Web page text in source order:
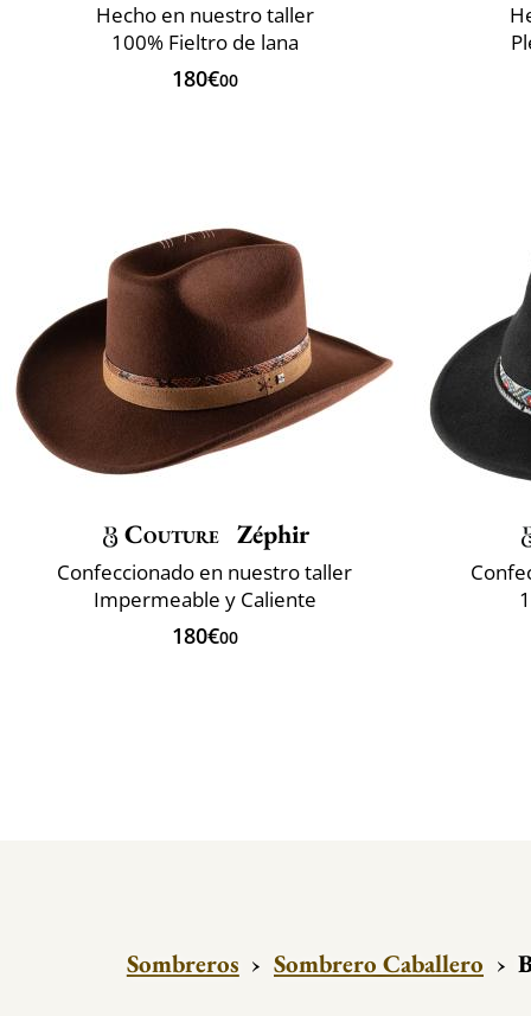
Hecho en nuestro taller
100% Fieltro de lana
180€00
Couture Zéphir
Confeccionado en nuestro taller
Impermeable y Caliente
180€00
Sombreros › Sombrero Caballero ›